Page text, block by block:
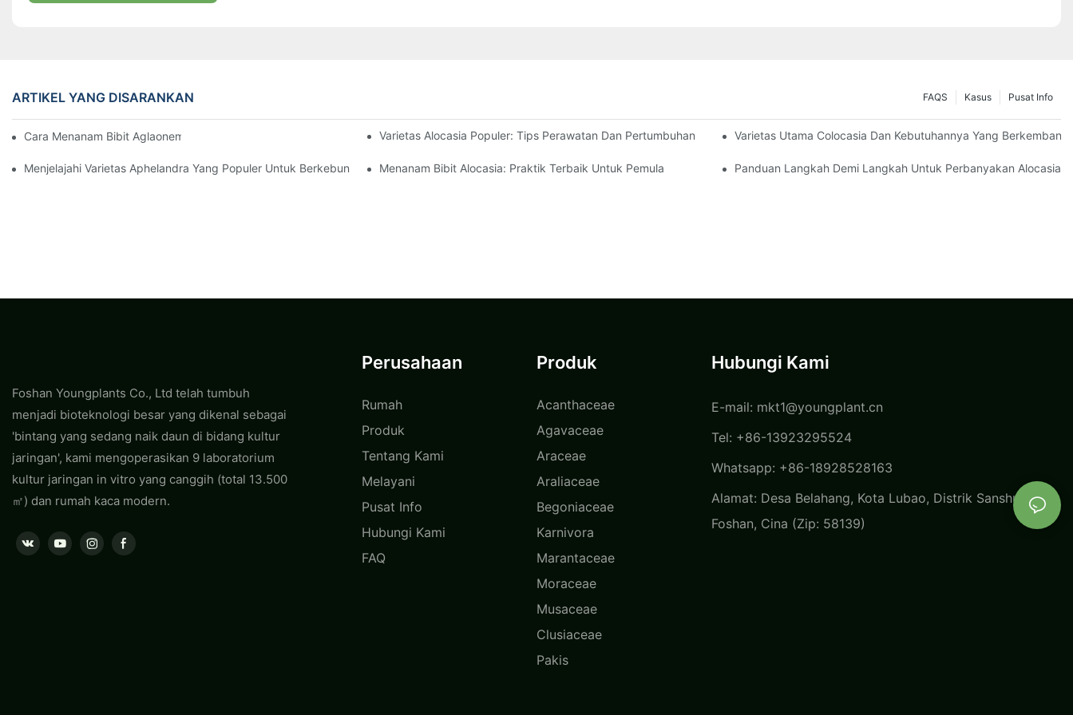
ARTIKEL YANG DISARANKAN Pusat Info
Kasus
FAQS
Cara Menanam Bibit Aglaonema Yang Kuat Dan Sukses Varietas Alocasia Populer: Tips Perawatan Dan Pertumbuhan Varietas Utama Colocasia Dan Kebutuhannya Yang Berkembang
Menjelajahi Varietas Aphelandra Yang Populer Untuk Berkebun Di Dalam RuanganMenanam Bibit Alocasia: Praktik Terbaik Untuk Pemula Panduan Langkah Demi Langkah Untuk Perbanyakan Alocasia
Foshan Youngplants Co., Ltd telah tumbuh
menjadi bioteknologi besar yang dikenal sebagai
'bintang yang sedang naik daun di bidang kultur
jaringan', kami mengoperasikan 9 laboratorium
kultur jaringan in vitro yang canggih (total 13.500
㎡) dan rumah kaca modern.
Perusahaan
Rumah
Produk
Tentang Kami
Melayani
Pusat Info
Hubungi Kami
FAQ
Produk
Acanthaceae
Agavaceae
Araceae
Araliaceae
Begoniaceae
Karnivora
Marantaceae
Moraceae
Musaceae
Clusiaceae
Pakis
Hubungi Kami
E-mail: mkt1@youngplant.cn
Tel: +86-13923295524
Whatsapp: +86-18928528163
Alamat: Desa Belahang, Kota Lubao, Distrik Sanshui, Kota
Foshan, Cina (Zip: 58139)